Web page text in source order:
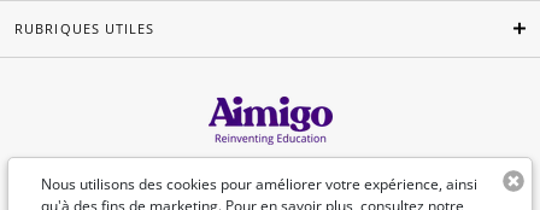
Nous utilisons des cookies pour améliorer votre expérience, ainsi
qu'à des fins de marketing. Pour en savoir plus, consultez notre
RUBRIQUES UTILES
Français